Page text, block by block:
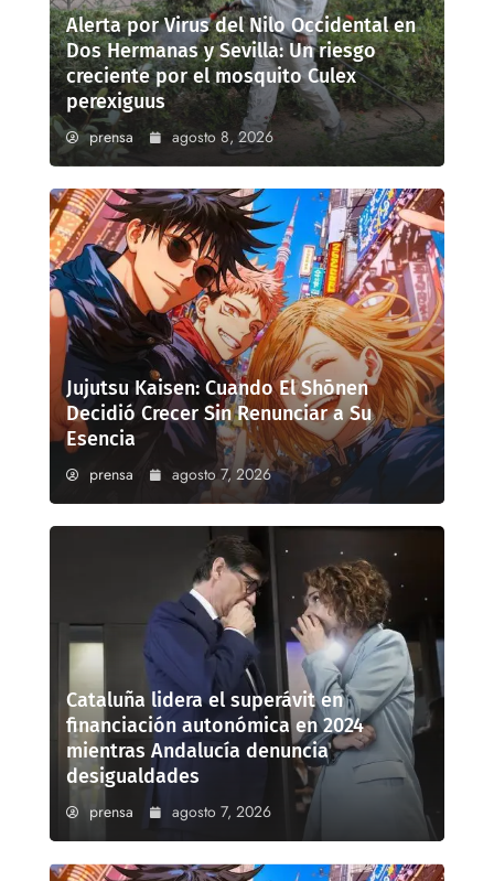
Alerta por Virus del Nilo Occidental en
Dos Hermanas y Sevilla: Un riesgo
creciente por el mosquito Culex
perexiguus
prensa agosto 8, 2026
Jujutsu Kaisen: Cuando El Shōnen
Decidió Crecer Sin Renunciar a Su
Esencia
prensa agosto 7, 2026
Cataluña lidera el superávit en
financiación autonómica en 2024
mientras Andalucía denuncia
desigualdades
prensa agosto 7, 2026